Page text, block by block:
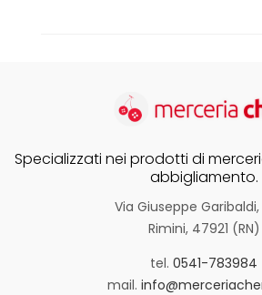
Specializzati nei prodotti di
abbigliamento.
Via Giuseppe
Rimini, 47921 (RN)
tel. 0541-783984
mail.